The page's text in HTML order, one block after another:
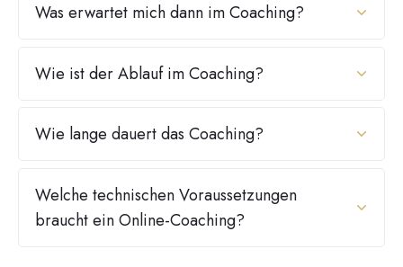
Was erwartet mich dann im Coaching?
Wie ist der Ablauf im Coaching?
Wie lange dauert das Coaching?
Welche technischen Voraussetzungen
braucht ein Online-Coaching?